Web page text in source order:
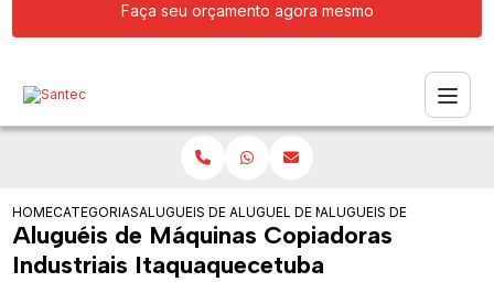
Faça seu orçamento agora mesmo
HOMECATEGORIASALUGUEIS DE COPIADORASALUGUEL DE MAQUINA COPIADORA
ALUGUEIS DE MAQUINAS
Aluguéis de Máquinas Copiadoras
Industriais Itaquaquecetuba